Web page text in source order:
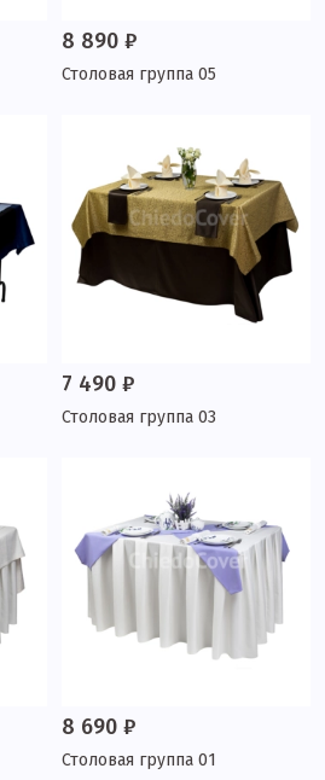
8 890 ₽
Столовая группа 05
7 490 ₽
Столовая группа 03
8 690 ₽
Столовая группа 01